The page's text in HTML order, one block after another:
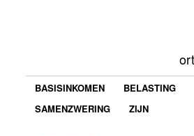
BASISINKOMEN BELASTING
SAMENZWERING
ZIJN